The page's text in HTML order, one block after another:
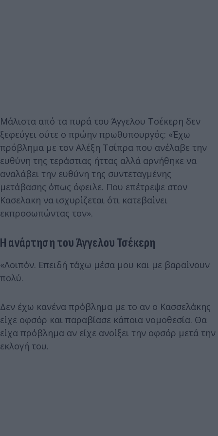
Μάλιστα από τα πυρά του Άγγελου Τσέκερη δεν
ξεφεύγει ούτε ο πρώην πρωθυπουργός: «Έχω
πρόβλημα με τον Αλέξη Τσίπρα που ανέλαβε την
ευθύνη της τεράστιας ήττας αλλά αρνήθηκε να
αναλάβει την ευθύνη της συντεταγμένης
μετάβασης όπως όφειλε. Που επέτρεψε στον
Κασελακη να ισχυρίζεται ότι κατεβαίνει
εκπροσωπώντας τον».
Η ανάρτηση του Άγγελου Τσέκερη
«Λοιπόν. Επειδή τάχω μέσα μου και με βαραίνουν
πολύ.
Δεν έχω κανένα πρόβλημα με το αν ο Κασσελάκης
είχε οφσόρ και παραβίασε κάποια νομοθεσία. Θα
είχα πρόβλημα αν είχε ανοίξει την οφσόρ μετά την
εκλογή του.